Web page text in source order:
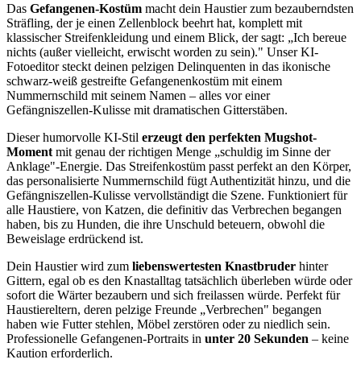
Das Gefangenen-Kostüm macht dein Haustier zum bezauberndsten
Sträfling, der je einen Zellenblock beehrt hat, komplett mit
klassischer Streifenkleidung und einem Blick, der sagt: „Ich bereue
nichts (außer vielleicht, erwischt worden zu sein)." Unser KI-
Fotoeditor steckt deinen pelzigen Delinquenten in das ikonische
schwarz-weiß gestreifte Gefangenenkostüm mit einem
Nummernschild mit seinem Namen – alles vor einer
Gefängniszellen-Kulisse mit dramatischen Gitterstäben.
Dieser humorvolle KI-Stil erzeugt den perfekten Mugshot-
Moment mit genau der richtigen Menge „schuldig im Sinne der
Anklage"-Energie. Das Streifenkostüm passt perfekt an den Körper,
das personalisierte Nummernschild fügt Authentizität hinzu, und die
Gefängniszellen-Kulisse vervollständigt die Szene. Funktioniert für
alle Haustiere, von Katzen, die definitiv das Verbrechen begangen
haben, bis zu Hunden, die ihre Unschuld beteuern, obwohl die
Beweislage erdrückend ist.
Dein Haustier wird zum liebenswertesten Knastbruder hinter
Gittern, egal ob es den Knastalltag tatsächlich überleben würde oder
sofort die Wärter bezaubern und sich freilassen würde. Perfekt für
Haustiereltern, deren pelzige Freunde „Verbrechen" begangen
haben wie Futter stehlen, Möbel zerstören oder zu niedlich sein.
Professionelle Gefangenen-Portraits in unter 20 Sekunden – keine
Kaution erforderlich.